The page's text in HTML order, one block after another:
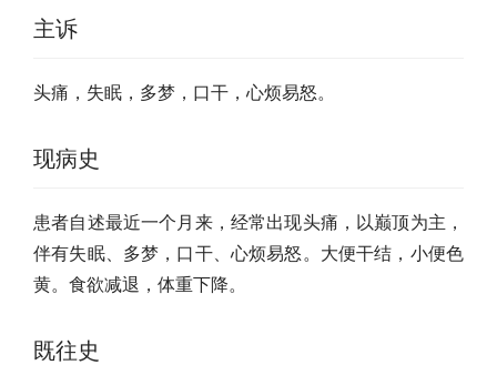
主诉
头痛，失眠，多梦，口干，心烦易怒。
现病史
患者自述最近一个月来，经常出现头痛，以巅顶为主，
伴有失眠、多梦，口干、心烦易怒。大便干结，小便色
黄。食欲减退，体重下降。
既往史